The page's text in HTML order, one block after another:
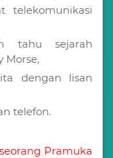
telekomunikasi
tahu sejarah
Morse,
dengan lisan
telefon.
Pramuka